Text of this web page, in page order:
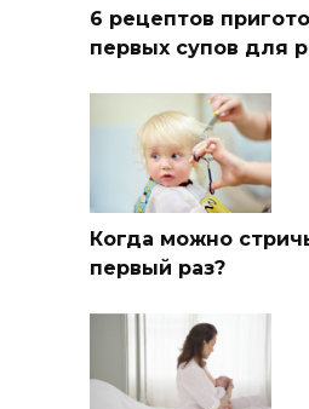
6 рецептов
первых супов для
Когда можно
первый раз?